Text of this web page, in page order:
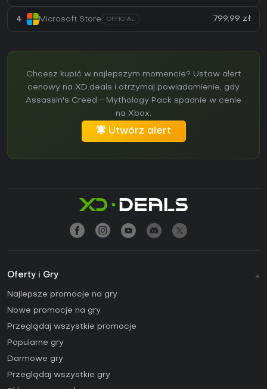
4 Microsoft Store OFFICIAL 799,99 zł
Chcesz kupić w najlepszym momencie? Ustaw alert
cenowy na XD.deals i otrzymaj powiadomienie, gdy
Assassin's Creed - Mythology Pack spadnie w cenie
na Xbox.
Utwórz alert
Oferty i Gry
Najlepsze promocje na gry
Nowe promocje na gry
Przeglądaj wszystkie promocje
Popularne gry
Darmowe gry
Przeglądaj wszystkie gry